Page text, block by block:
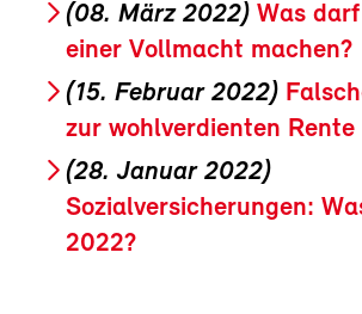
(08. März 2022) Was
einer Vollmacht machen?
(15. Februar 2022)
zur wohlverdienten Rente
(28. Januar 2022)
Sozialversicherungen:
2022?